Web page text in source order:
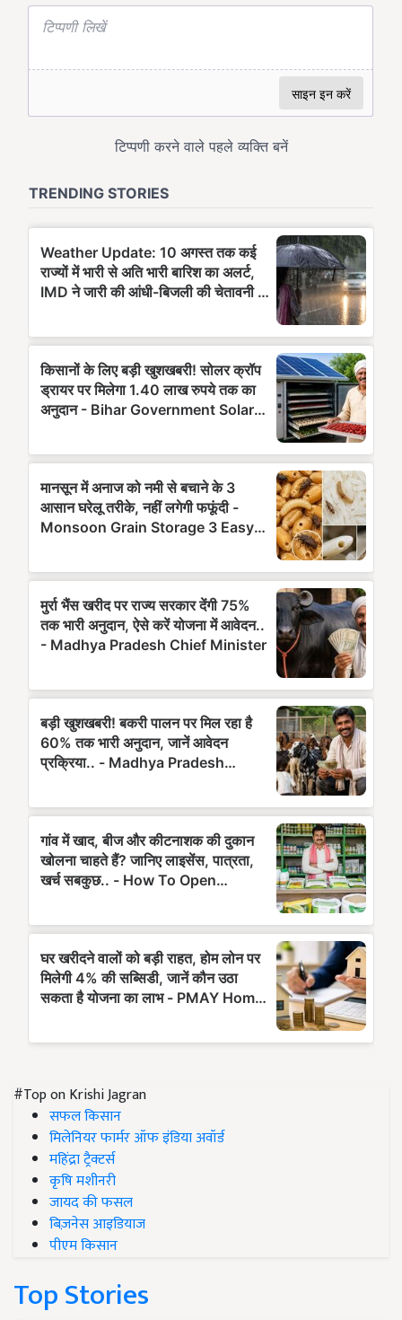
#Top on Krishi Jagran
सफल किसान
मिलेनियर फार्मर ऑफ इंडिया अवॉर्ड
महिंद्रा ट्रैक्टर्स
कृषि मशीनरी
जायद की फसल
बिज़नेस आइडियाज
पीएम किसान
Top Stories